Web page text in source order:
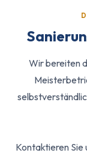
Wir bereiten
Kontaktieren Sie